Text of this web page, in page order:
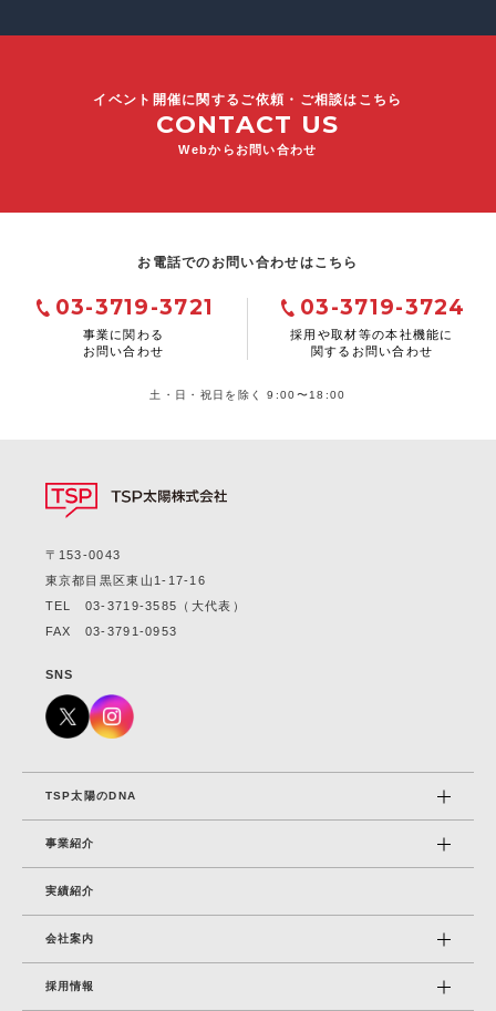
イベント開催に関するご依頼・ご相談はこちら
CONTACT US
Webからお問い合わせ
お電話でのお問い合わせはこちら
03-3719-3721
事業に関わる
お問い合わせ
03-3719-3724
採用や取材等の本社機能に
関するお問い合わせ
土・日・祝日を除く 9:00〜18:00
〒153-0043
東京都目黒区東山1-17-16
TEL 03-3719-3585
（大代表）
FAX 03-3791-0953
SNS
TSP太陽のDNA
事業紹介
実績紹介
会社案内
採⽤情報